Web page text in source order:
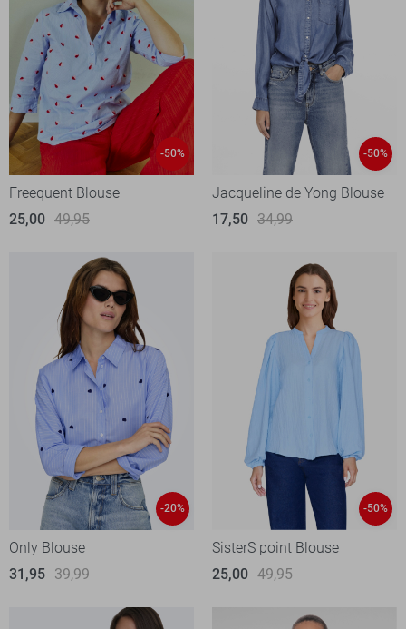
-50%
Freequent Blouse
25,00 49,95
-50%
Jacqueline de Yong Blouse
17,50 34,99
-20%
Only Blouse
31,95 39,99
-50%
SisterS point Blouse
25,00 49,95